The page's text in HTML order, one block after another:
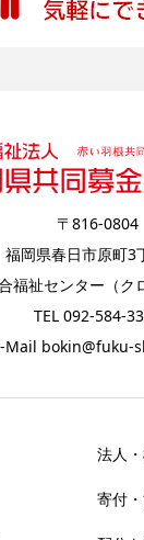
〒816-0804
福岡県春日市原町3
福祉センター（ク
TEL 092-584-
Mail bokin@fuku-
法人
寄付